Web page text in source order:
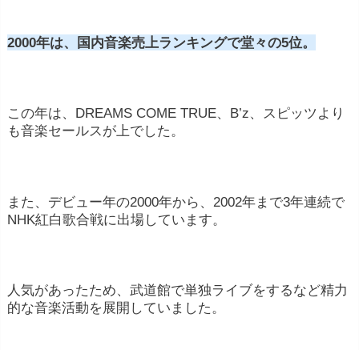
2000年は、国内音楽売上ランキングで堂々の5位。
この年は、DREAMS COME TRUE、B’z、スピッツより
も音楽セールスが上でした。
また、デビュー年の2000年から、2002年まで3年連続で
NHK紅白歌合戦に出場しています。
人気があったため、武道館で単独ライブをするなど精力
的な音楽活動を展開していました。